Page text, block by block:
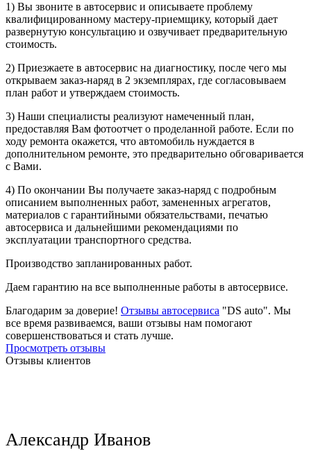
1) Вы звоните в автосервис и описываете проблему
квалифицированному мастеру-приемщику, который дает
развернутую консультацию и озвучивает предварительную
стоимость.
2) Приезжаете в автосервис на диагностику, после чего мы
открываем заказ-наряд в 2 экземплярах, где согласовываем
план работ и утверждаем стоимость.
3) Наши специалисты реализуют намеченный план,
предоставляя Вам фотоотчет о проделанной работе. Если по
ходу ремонта окажется, что автомобиль нуждается в
дополнительном ремонте, это предварительно обговаривается
с Вами.
4) По окончании Вы получаете заказ-наряд с подробным
описанием выполненных работ, замененных агрегатов,
материалов с гарантийными обязательствами, печатью
автосервиса и дальнейшими рекомендациями по
эксплуатации транспортного средства.
Производство запланированных работ.
Даем гарантию на все выполненные работы в автосервисе.
Благодарим за доверие! Отзывы автосервиса "DS auto". Мы
все время развиваемся, ваши отзывы нам помогают
совершенствоваться и стать лучше.
Просмотреть отзывы
Отзывы клиентов
Александр Иванов